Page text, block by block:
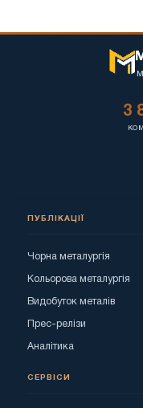
3
ПУБЛІКАЦІЇ
Чорна металургія
Кольорова металургія
Видобуток металів
Прес-релізи
Аналітика
СЕРВІСИ